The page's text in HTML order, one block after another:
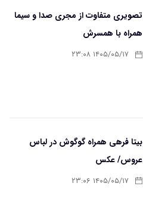
تصویری متفاوت از مجری صدا و سیما
همراه با همسرش
۱۴۰۵/۰۵/۱۷ ۲۳:۰۸
بیتا فرهی همراه گوگوش در لباس
عروس/ عکس
۱۴۰۵/۰۵/۱۷ ۲۳:۰۶